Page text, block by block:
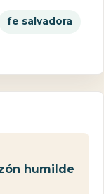
fe salvadora
humilde